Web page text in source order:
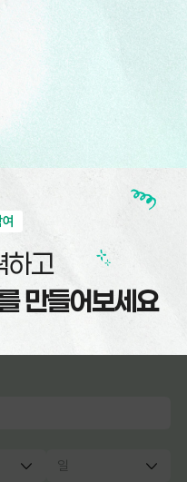
하고
만들어보세요